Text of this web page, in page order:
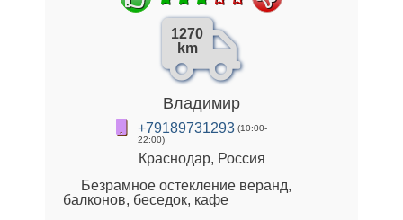
1270
km
Владимир
+79189731293 (10:00-
22:00)
Краснодар, Россия
Безрамное остекление веранд,
балконов, беседок, кафе